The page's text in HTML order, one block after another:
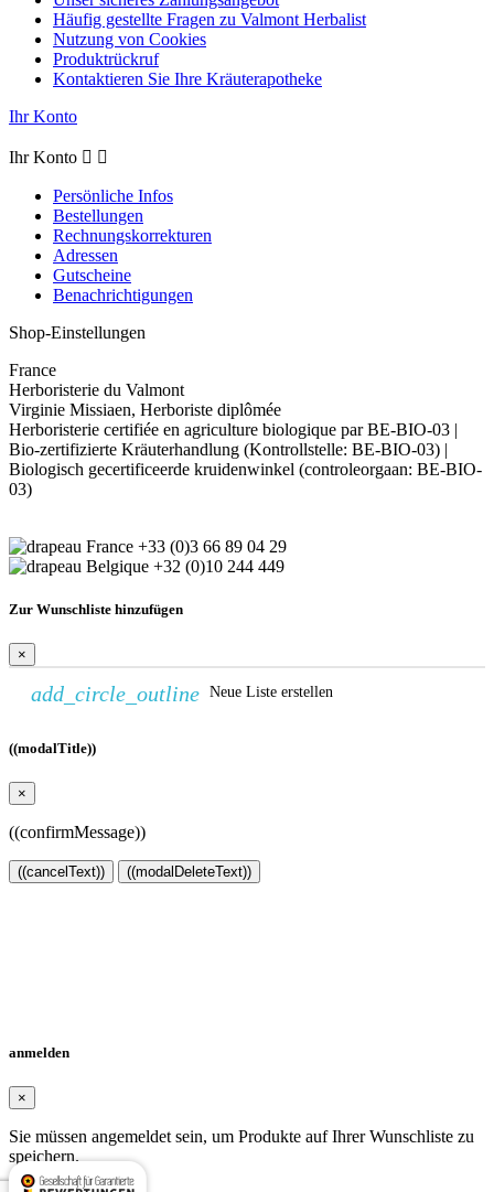
Häufig gestellte Fragen zu Valmont Herbalist
Nutzung von Cookies
Produktrückruf
Kontaktieren Sie Ihre Kräuterapotheke
Ihr Konto
Ihr Konto  
Persönliche Infos
Bestellungen
Rechnungskorrekturen
Adressen
Gutscheine
Benachrichtigungen
Shop-Einstellungen
France
Herboristerie du Valmont
Virginie Missiaen, Herboriste diplômée
Herboristerie certifiée en agriculture biologique par BE-BIO-03 |
Bio-zertifizierte Kräuterhandlung (Kontrollstelle: BE-BIO-03) |
Biologisch gecertificeerde kruidenwinkel (controleorgaan: BE-BIO-
03)
+33 (0)3 66 89 04 29
+32 (0)10 244 449
Zur Wunschliste hinzufügen
×
add_circle_outline Neue Liste erstellen
((modalTitle))
×
((confirmMessage))
((cancelText)) ((modalDeleteText))
anmelden
×
Sie müssen angemeldet sein, um Produkte auf Ihrer Wunschliste zu
speichern.